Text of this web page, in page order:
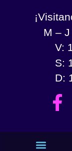
M –
V:
S:
D: